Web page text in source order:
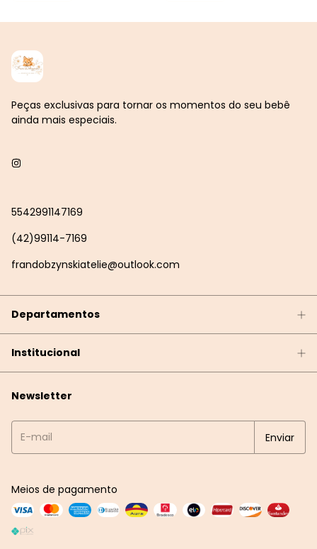
Peças exclusivas para tornar os momentos do seu bebê
ainda mais especiais.
5542991147169
(42)99114-7169
frandobzynskiatelie@outlook.com
Departamentos
Institucional
Newsletter
Meios de pagamento